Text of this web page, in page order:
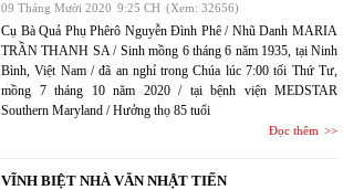
09 Tháng Mười 2020 9:25 CH (Xem: 32656)
Cụ Bà Quả Phụ Phêrô Nguyễn Đình Phê / Nhũ Danh MARIA
TRẦN THANH SA / Sinh mồng 6 tháng 6 năm 1935, tại Ninh
Bình, Việt Nam / đã an nghỉ trong Chúa lúc 7:00 tối Thứ Tư,
mồng 7 tháng 10 năm 2020 / tại bệnh viện MEDSTAR
Southern Maryland / Hưởng thọ 85 tuổi
Đọc thêm
VĨNH BIỆT NHÀ VĂN NHẬT TIẾN